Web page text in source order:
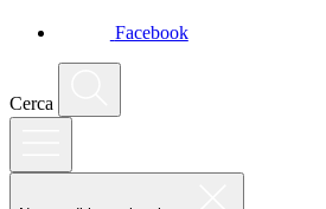
Facebook
Cerca